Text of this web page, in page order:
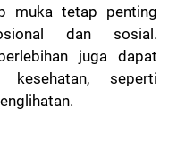
muka tetap penting
dan sosial.
juga dapat
seperti